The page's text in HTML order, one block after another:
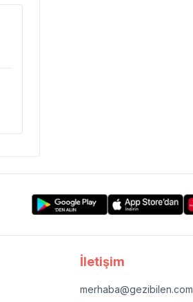
İletişim
merhaba@gezibilen.com